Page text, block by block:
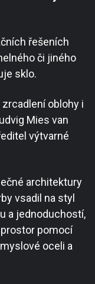
řešeních
či jiného
sklo.
oblohy i
Mies van
výtvarné
architektury
vsadil na styl
a jednoduchostí,
pomocí
oceli a